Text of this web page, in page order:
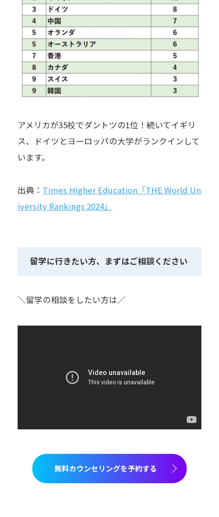
アメリカが35校でダントツの1位！続いてイギリ
ス、ドイツとヨーロッパの大学がランクインして
います。
出典： Times Higher Education「THE World Un
iversity Rankings 2024」
留学に行きたい方、まずはご相談ください
＼留学の相談をしたい方は／
無料カウンセリングを予約する